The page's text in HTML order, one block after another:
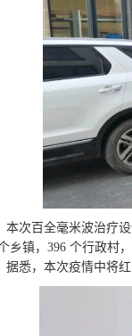
百全毫米波治疗设
乡镇，396 个行政村
据悉，本次疫情中将